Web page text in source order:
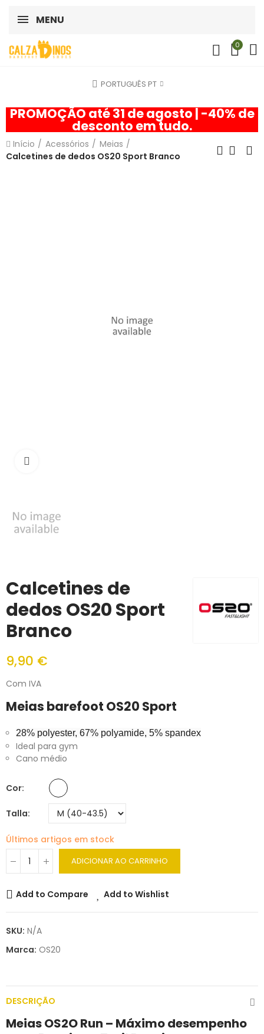
MENU
0
PORTUGUÊS PT
PROMOÇÃO até 31 de agosto | -40% de
desconto em tudo.
Início Acessórios
Meias
Calcetines de dedos OS20 Sport Branco
Calcetines de
dedos OS20 Sport
Branco
9,90 €
Com IVA
Meias barefoot OS20 Sport
28% polyester, 67% polyamide, 5% spandex
Ideal para gym
Cano médio
Cor
Talla
Últimos artigos em stock
ADICIONAR AO CARRINHO
Add to Compare Add to Wishlist
SKU: N/A
Marca: OS20
DESCRIÇÃO
Meias OS2O Run – Máximo desempenho